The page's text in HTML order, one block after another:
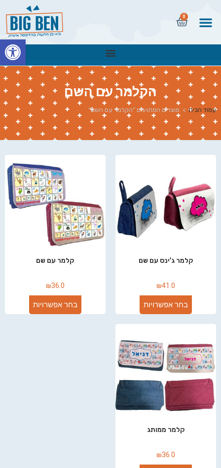
0
הקלמר עם השם
עמוד הבית > מוצרים המתויגים “הקלמר עם השם”
קלמר ג'ינס עם שם
₪41.0
בחר אפשרויות
קלמר עם שם
₪36.0
בחר אפשרויות
קלמר ממותג
₪36.0